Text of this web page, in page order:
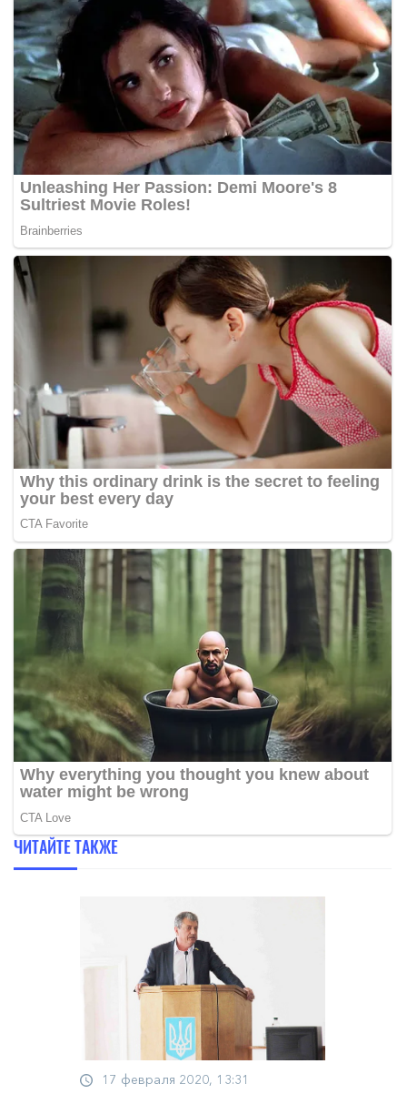
ЧИТАЙТЕ ТАКЖЕ
17 февраля 2020, 13:31